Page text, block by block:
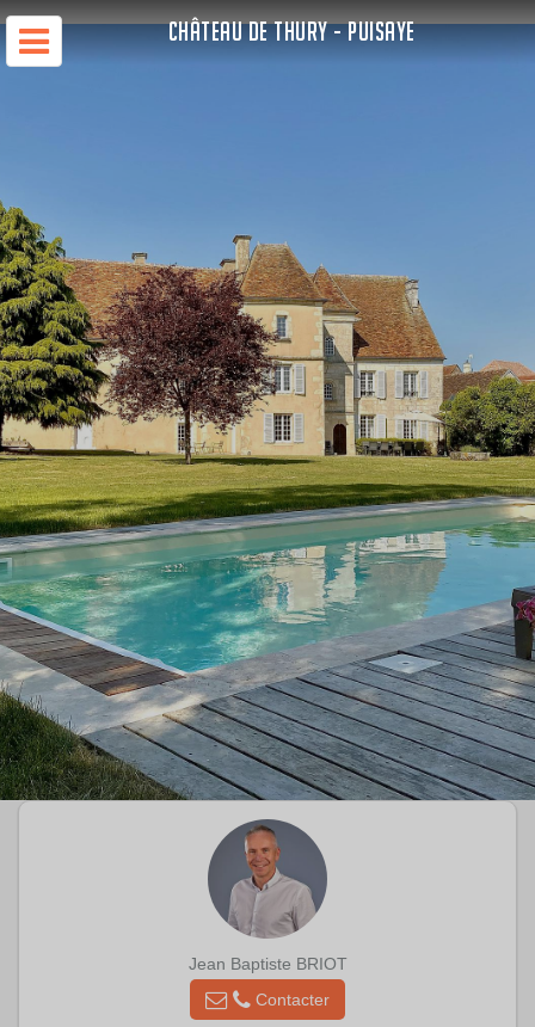
CHÂTEAU DE THURY - PUISAYE
Jean Baptiste BRIOT
Contacter